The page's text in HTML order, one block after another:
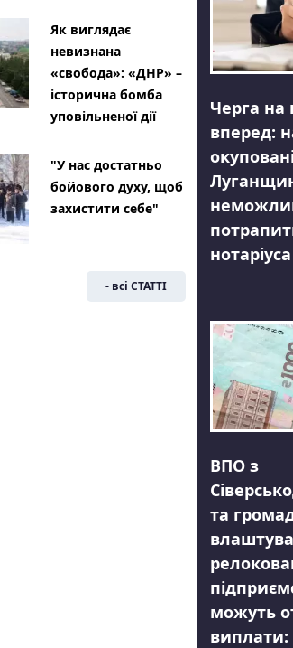
Як виглядає
невизнана
«свобода»: «ДНР» –
історична бомба
уповільненої дії
"У нас достатньо
бойового духу, щоб
захистити себе"
- всі СТАТТІ
Черга на
вперед:
нотаріуса
ВПО з
та
можуть
виплати: